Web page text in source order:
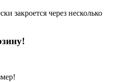
закроется через несколько